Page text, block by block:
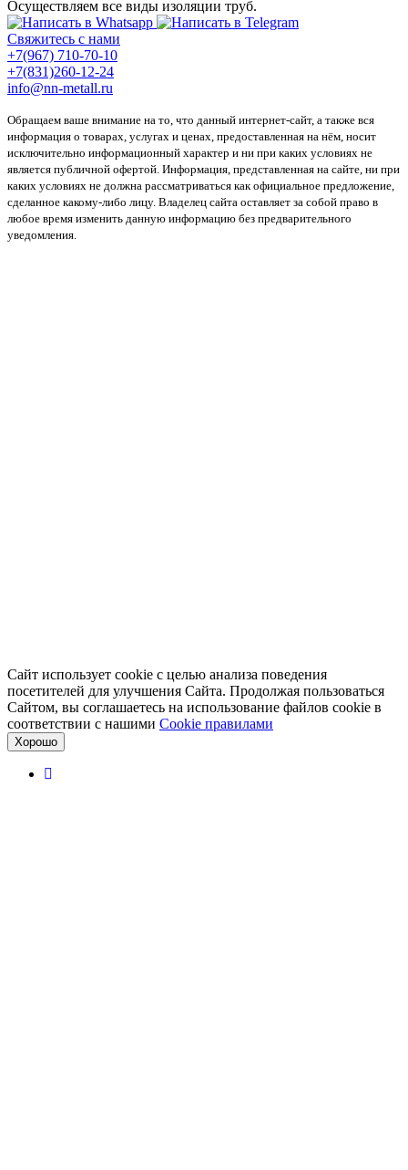
Осуществляем все виды изоляции труб.
Свяжитесь с нами
+7(967) 710-70-10
+7(831)260-12-24
info@nn-metall.ru
Обращаем ваше внимание на то, что данный интернет-сайт, а также вся
информация о товарах, услугах и ценах, предоставленная на нём, носит
исключительно информационный характер и ни при каких условиях не
является публичной офертой. Информация, представленная на сайте, ни при
каких условиях не должна рассматриваться как официальное предложение,
сделанное какому-либо лицу. Владелец сайта оставляет за собой право в
любое время изменить данную информацию без предварительного
уведомления.
Сайт использует cookie с целью анализа поведения
посетителей для улучшения Сайта. Продолжая пользоваться
Сайтом, вы соглашаетесь на использование файлов cookie в
соответствии с нашими Cookiе правилами
Хорошо